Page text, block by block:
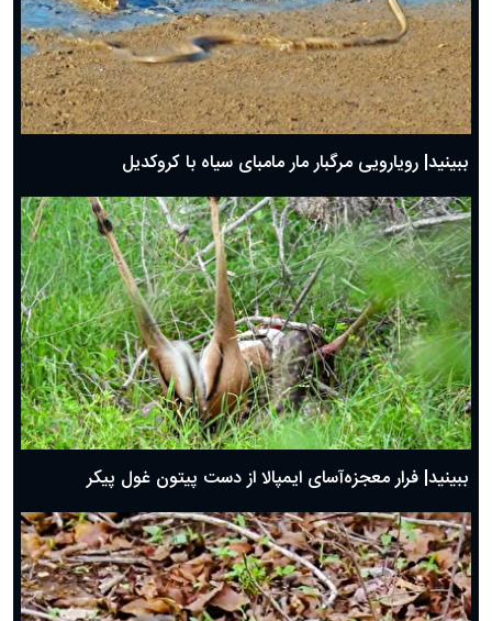
ببینید| رویارویی مرگبار مار مامبای سیاه با کروکدیل
ببینید| فرار معجزه‌آسای ایمپالا از دست پیتون غول پیکر